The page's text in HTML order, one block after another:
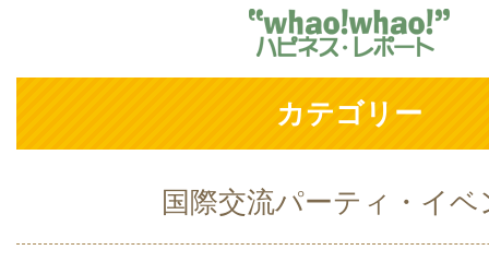
カテゴリー
国際交流パーティ・イベ